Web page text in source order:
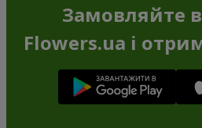
Замовляйте
Flowers.ua і